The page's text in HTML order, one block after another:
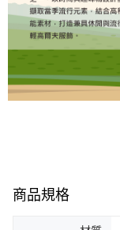
商品規格